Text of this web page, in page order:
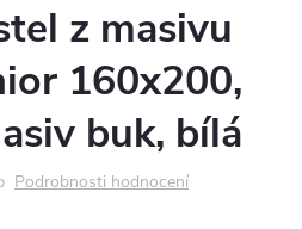
z masivu
160x200,
buk, bílá
Podrobnosti hodnocení